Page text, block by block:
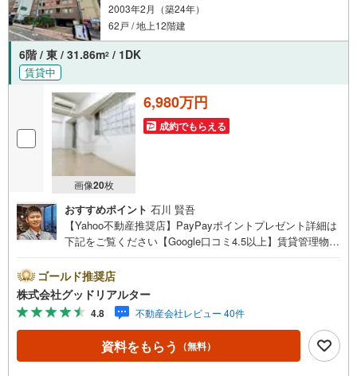
2003年2月（築24年）
62戸 / 地上12階建
6階 / 東 / 31.86m2 / 1DK
賃貸中
画像20枚
6,980万円
成約でもらえる
おすすめポイント 石川 賢吾
【Yahoo不動産推奨店】PayPayポイントプレゼント詳細は
下記をご覧ください【Google口コミ4.5以上】賃貸管理物件
介です。投資用マンションを購入する際、最大のリスクは
空室リスクです。利回りがいくら高かろうとも、空室が続
いてしまえば、絵に描いた餅になってしまいます。弊社で
ご紹介するマンションは、人気エリアのお薦め物件はもち
ろんのこと、エリアのニーズに合った人気のお部屋等、賃
貸営業経験スタッフの培ってきた知識と経験を基に物件を
ゴールド推奨店
株式会社グッドリアルター
4.8 不動産会社レビュー 40件
資料をもらう （無料）